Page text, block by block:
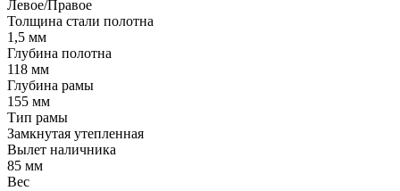
Левое/Правое
Толщина стали полотна
1,5 мм
Глубина полотна
118 мм
Глубина рамы
155 мм
Тип рамы
Замкнутая утепленная
Вылет наличника
85 мм
Вес